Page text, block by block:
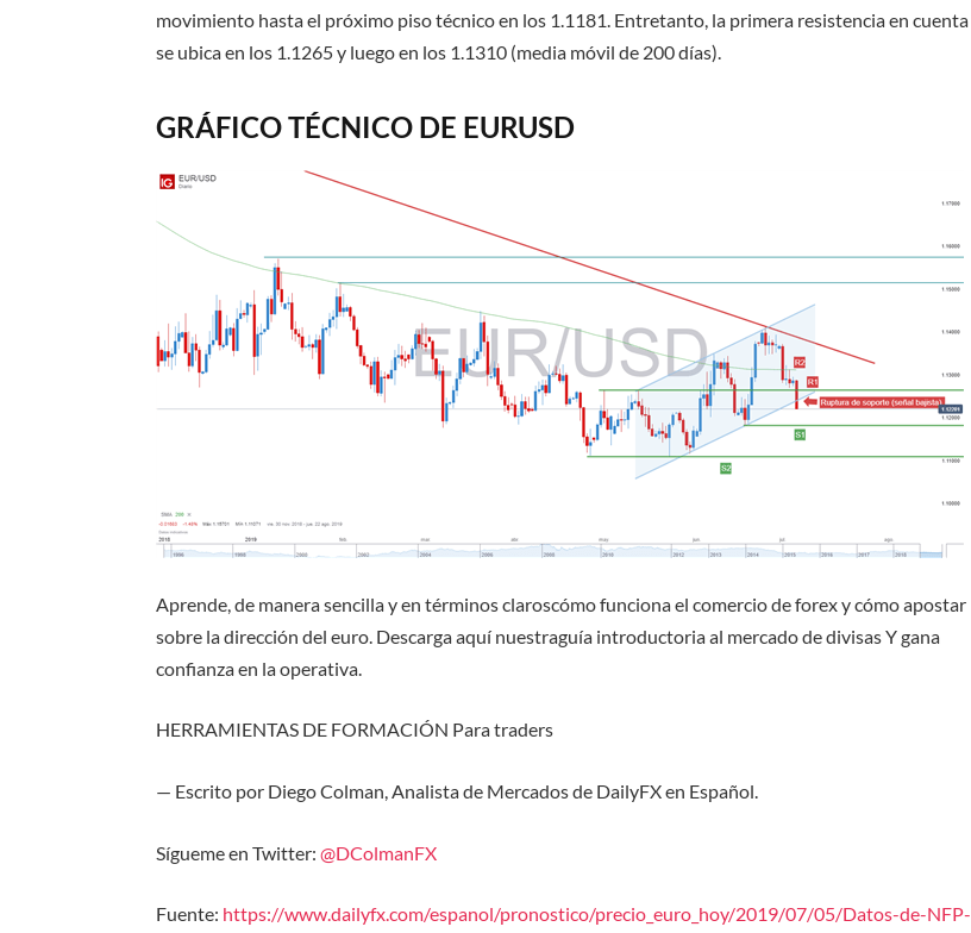
movimiento hasta el próximo piso técnico en los 1.1181. Entretanto, la primera resistencia en cuenta
se ubica en los 1.1265 y luego en los 1.1310 (media móvil de 200 días).
GRÁFICO TÉCNICO DE EURUSD
Aprende, de manerasencilla y en términos claroscómo funciona elcomercio de forexy cómo apostar
sobre la dirección del euro. Descarga aquí nuestraguía introductoria al mercado de divisasY gana
confianza en la operativa.
HERRAMIENTAS DE FORMACIÓN Para traders
— Escrito por Diego Colman, Analista de Mercados de DailyFX en Español.
Sígueme en Twitter:@DColmanFX
Fuente: https://www.dailyfx.com/espanol/pronostico/precio_euro_hoy/2019/07/05/Datos-de-NFP-